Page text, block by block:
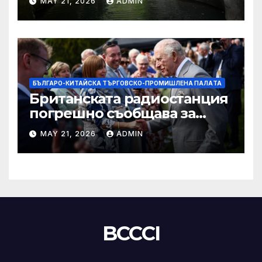
БЪЛГАРО-КИТАЙСКА ТЪРГОВСКО-ПРОМИШЛЕНА ПАЛAТА
Британската радиостанция
погрешно съобщава за
смъртта на крал Чарлз
MAY 21, 2026 ADMIN
BCCCI